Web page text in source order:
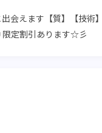
えます【質】【技術
限定割引あります☆彡